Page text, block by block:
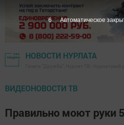
НОВОСТИ НУРЛАТА
ВИДЕОНОВОСТИ ТВ
Правильно моют руки
5 Автоматическое